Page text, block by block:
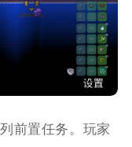
前置任务。玩家